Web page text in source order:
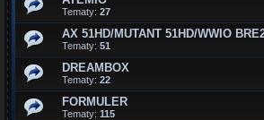
Tematy: 27
AX 51HD/MUTANT 51HD/WWIO
Tematy: 51
DREAMBOX
Tematy: 22
FORMULER
Tematy: 115